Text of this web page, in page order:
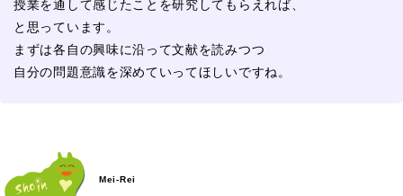
授業を通して感じたことを研究してもらえれば、
と思っています。
まずは各自の興味に沿って文献を読みつつ
自分の問題意識を深めていってほしいですね。
Mei-Rei